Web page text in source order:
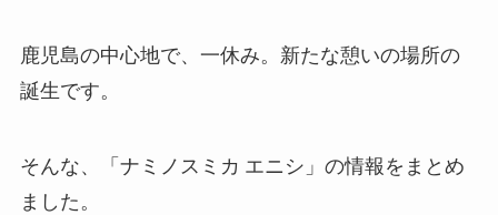
鹿児島の中心地で、一休み。新たな憩いの場所の
誕生です。
そんな、「ナミノスミカ エニシ」の情報をまとめ
ました。